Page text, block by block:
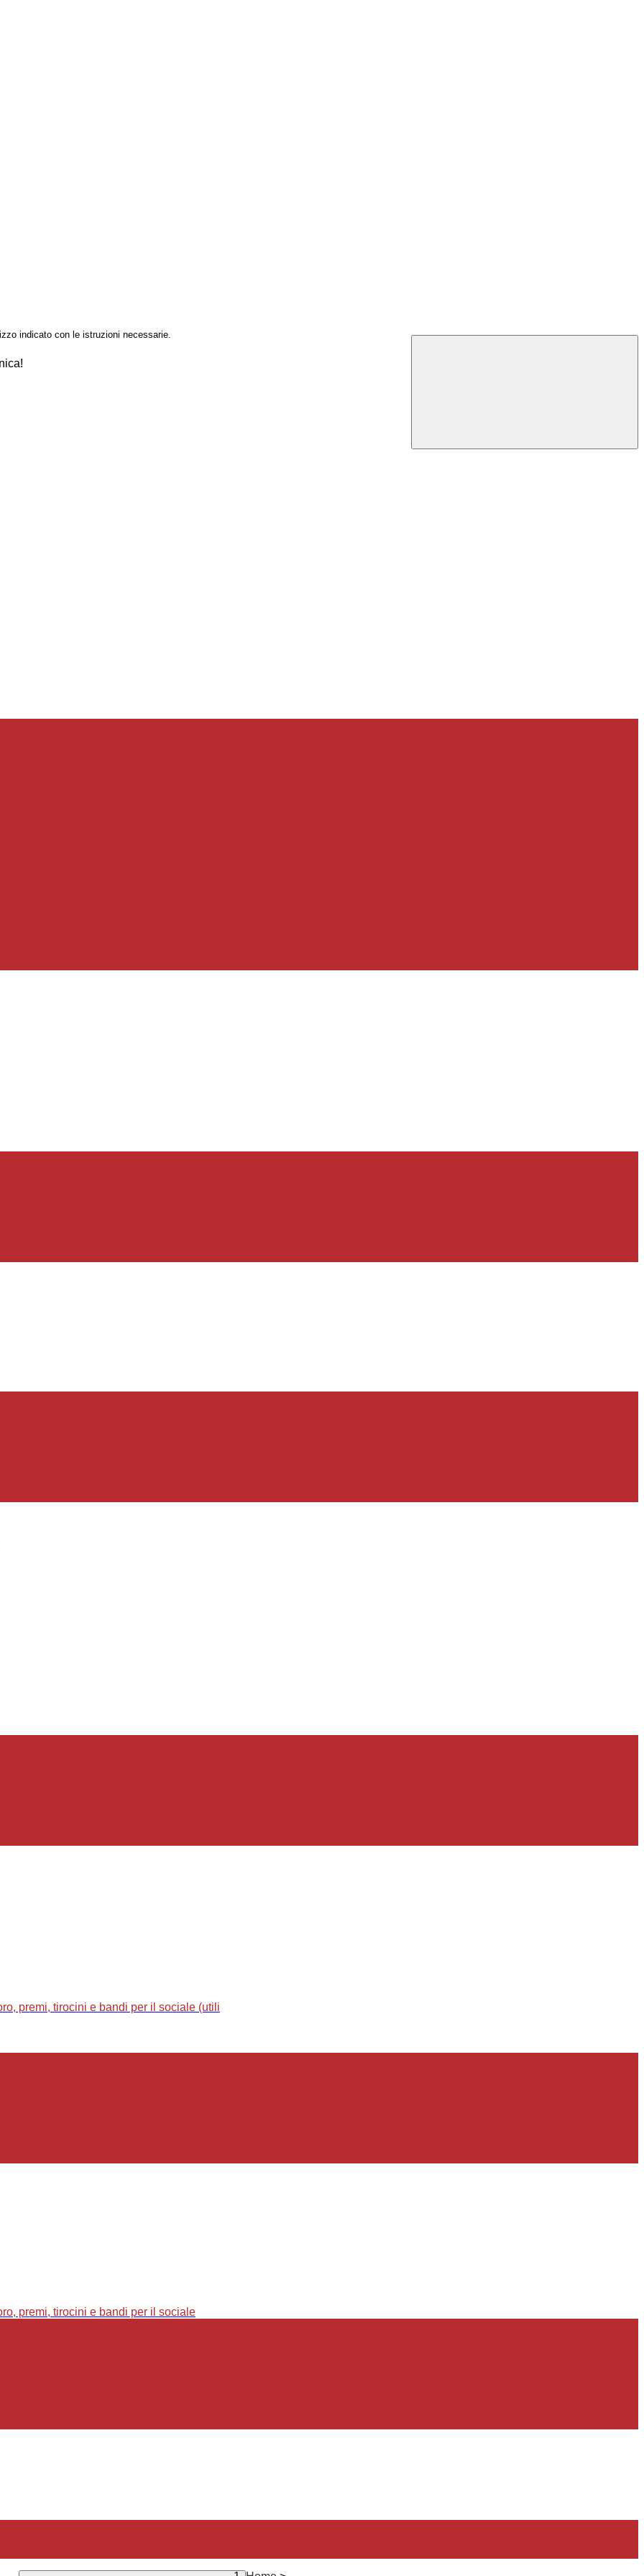
indicato con le istruzioni necessarie.
premi, tirocini e bandi per il sociale (utili
premi, tirocini e bandi per il sociale